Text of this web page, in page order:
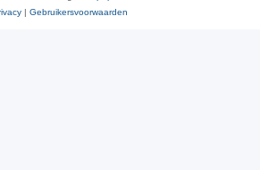
| Gebruikersvoorwaarden